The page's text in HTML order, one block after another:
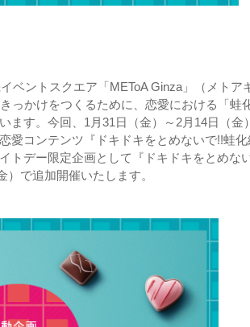
ベントスクエア「METoA Ginza」（メトア
っかけをつくるために、恋愛における「蛙
ます。今回、1月31日（金）～2月14日（金
愛コンテンツ『ドキドキをとめないで!!蛙化
トデー限定企画として『ドキドキをとめな
で追加開催いたします。